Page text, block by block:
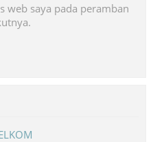
web saya pada peramban